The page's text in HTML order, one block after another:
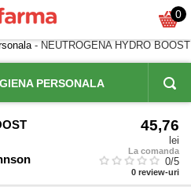
0
- NEUTROGENA HYDRO BOOST
PERSONALA
45,76
lei
La comanda
0/5
0 review-uri